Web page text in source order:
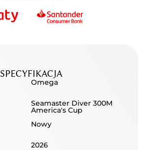
SPECYFIKACJA
Omega
Seamaster Diver 300M
America's Cup
Nowy
2026